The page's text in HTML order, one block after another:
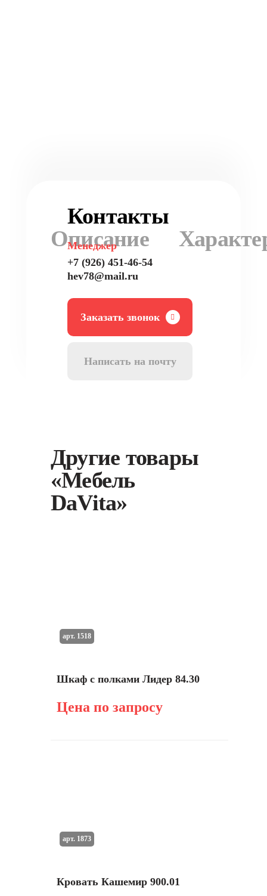
Описание
Контакты
Менеджер
+7 (926) 451-46-54
hev78@mail.ru
Заказать звонок
Написать на почту
Другие товары
«Мебель
DaVita»
Шкаф с полками Лидер 84.30
Цена по запросу
арт. 1518
Кровать Кашемир 900.01
арт. 1873